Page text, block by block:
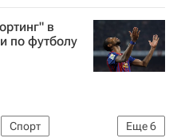
Эльче
в
по футболу
Еще6
Спорт